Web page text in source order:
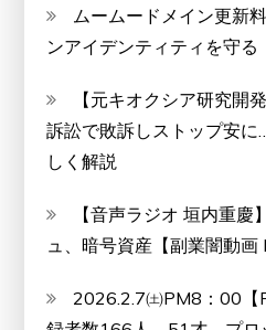
ムームードメイン更新
ンアイデンティティを守る
【元キオクシア研究開
訴訟で敗訴しストップ安
しく解説
【音声ラジオ 垣内重
ュ、暗号資産【副業闇動画
2026.2.7㈯PM8：00【